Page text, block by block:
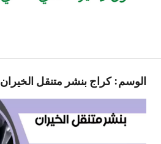
الكويت
للاعلانات
الوسم:كراج بنشر متنقل الخيران